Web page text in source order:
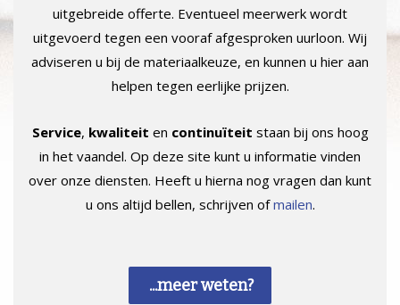
uitgebreide offerte. Eventueel meerwerk wordt
uitgevoerd tegen een vooraf afgesproken uurloon. Wij
adviseren u bij de materiaalkeuze, en kunnen u hier aan
helpen tegen eerlijke prijzen.
Service, kwaliteit en continuïteit staan bij ons hoog
in het vaandel. Op deze site kunt u informatie vinden
over onze diensten. Heeft u hierna nog vragen dan kunt
u ons altijd bellen, schrijven ofmailen.
...meer weten?